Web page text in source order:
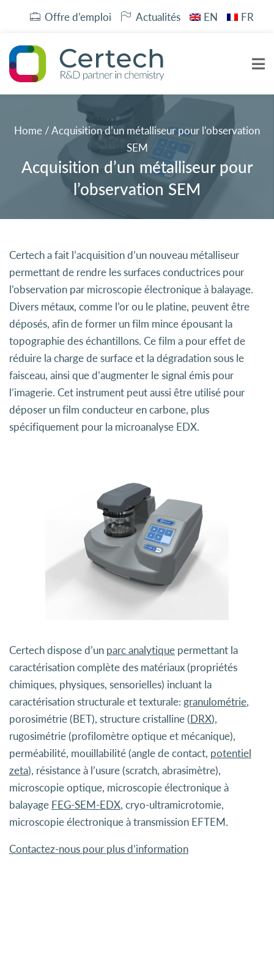
Offre d’emploi Actualités EN FR
Home /Acquisition d’un métalliseur pour l’observation
SEM
Acquisition d’un métalliseur pour
l’observation SEM
Certech a fait l’acquisition d’un nouveau métalliseur
permettant de rendre les surfaces conductrices pour
l’observation par microscopie électronique à balayage.
Divers métaux, comme l’or ou le platine, peuvent être
déposés, afin de former un film mince épousant la
topographie des échantillons. Ce film a pour effet de
réduire la charge de surface et la dégradation sous le
faisceau, ainsi que d’augmenter le signal émis pour
l’imagerie. Cet instrument peut aussi être utilisé pour
déposer un film conducteur en carbone, plus
spécifiquement pour la microanalyse EDX.
Certech dispose d’un parc analytique permettant la
caractérisation complète des matériaux (propriétés
chimiques, physiques, sensorielles) incluant la
caractérisation structurale et texturale: granulométrie,
porosimétrie (BET), structure cristalline (DRX),
rugosimétrie (profilomètre optique et mécanique),
perméabilité, mouillabilité (angle de contact, potentiel
zeta), résistance à l’usure (scratch, abrasimètre),
microscopie optique, microscopie électronique à
balayage FEG-SEM-EDX, cryo-ultramicrotomie,
microscopie électronique à transmission EFTEM.
Contactez-nous pour plus d’information